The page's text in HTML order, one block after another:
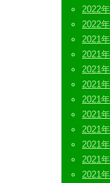
2022
2022
2021
2021
2021
2021
2021
2021
2021
2021
2021
2021